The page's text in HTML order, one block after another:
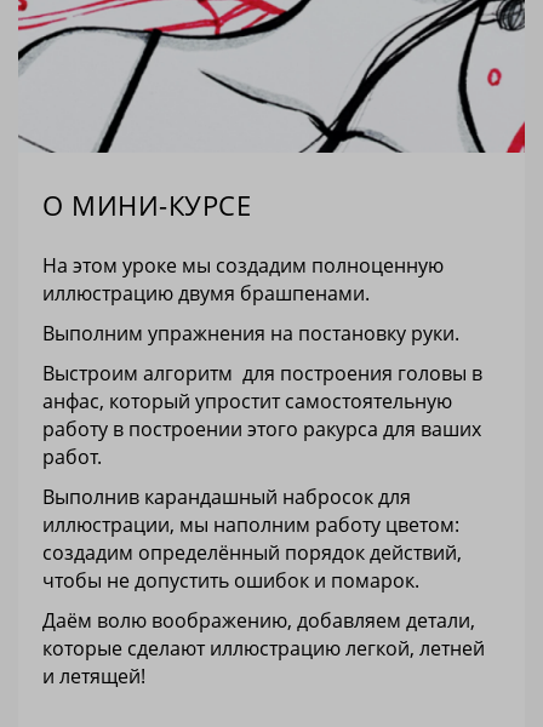
О МИНИ-КУРСЕ
На этом уроке мы создадим полноценную
иллюстрацию двумя брашпенами.
Выполним упражнения на постановку руки.
Выстроим алгоритм для построения головы в
анфас, который упростит самостоятельную
работу в построении этого ракурса для ваших
работ.
Выполнив карандашный набросок для
иллюстрации, мы наполним работу цветом:
создадим определённый порядок действий,
чтобы не допустить ошибок и помарок.
Даём волю воображению, добавляем детали,
которые сделают иллюстрацию легкой, летней
и летящей!